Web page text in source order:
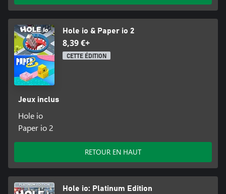
Hole io & Paper io 2
8,39 €+
CETTE ÉDITION
Jeux inclus
Hole io
Paper io 2
RETOUR EN HAUT
Hole io: Platinum Edition